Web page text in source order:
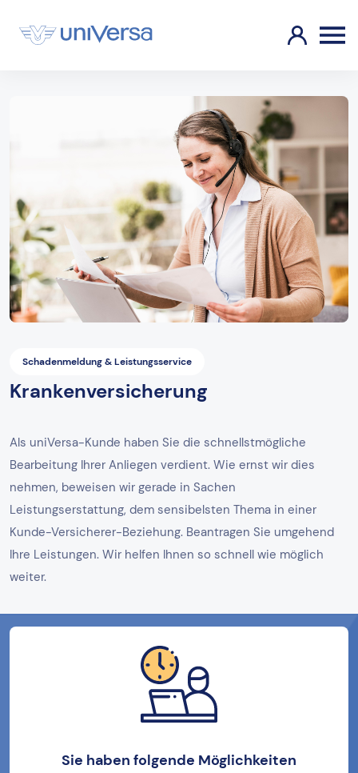
Schadenmeldung & Leistungsservice
Krankenversicherung
Als uniVersa-Kunde haben Sie die schnellstmögliche
Bearbeitung Ihrer Anliegen verdient. Wie ernst wir dies
nehmen, beweisen wir gerade in Sachen
Leistungserstattung, dem sensibelsten Thema in einer
Kunde-Versicherer-Beziehung. Beantragen Sie umgehend
Ihre Leistungen. Wir helfen Ihnen so schnell wie möglich
weiter.
Sie haben folgende Möglichkeiten